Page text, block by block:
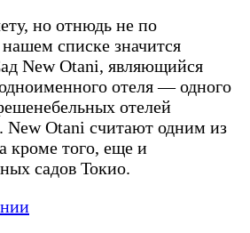
но отнюдь не по
списке значится
New Otani, являющийся
отеля — одного
отелей
Otani считают одним из
кроме того, еще и
садов Токио.